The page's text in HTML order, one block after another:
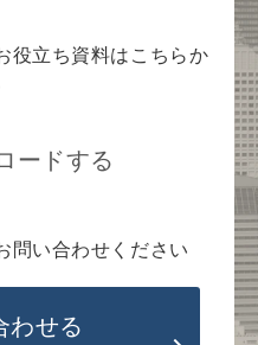
役立ち資料はこちらか
ードする
問い合わせください
わせる